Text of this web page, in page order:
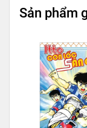
Sản phẩm